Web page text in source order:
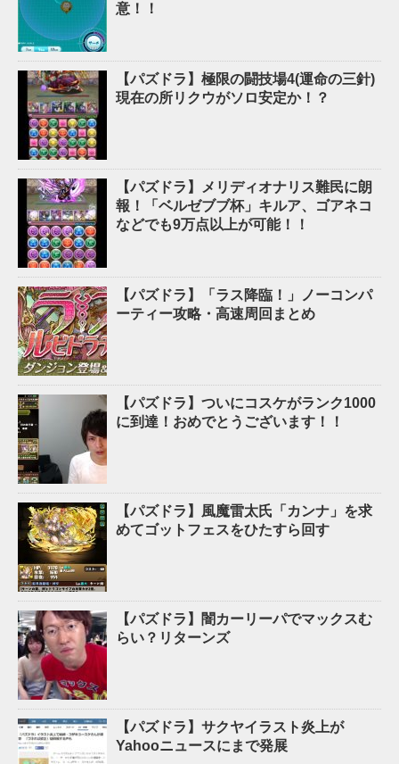
意！！
【パズドラ】極限の闘技場4(運命の三針)
現在の所リクウがソロ安定か！？
【パズドラ】メリディオナリス難民に朗
報！「ベルゼブブ杯」キルア、ゴアネコ
などでも9万点以上が可能！！
【パズドラ】「ラス降臨！」ノーコンパ
ーティー攻略・高速周回まとめ
【パズドラ】ついにコスケがランク1000
に到達！おめでとうございます！！
【パズドラ】風魔雷太氏「カンナ」を求
めてゴットフェスをひたすら回す
【パズドラ】闇カーリーパでマックスむ
らい？リターンズ
【パズドラ】サクヤイラスト炎上が
Yahooニュースにまで発展